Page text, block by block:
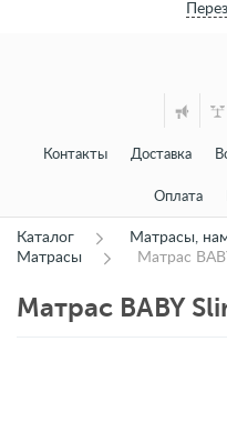
Контакты Доставка
Оплата
Каталог
Матрасы,
Матрасы
Матрас
Матрас BABY